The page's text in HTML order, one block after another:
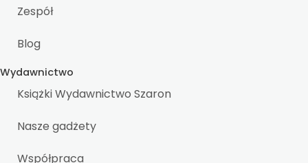
Zespół
Blog
Wydawnictwo
Książki Wydawnictwo Szaron
Nasze gadżety
Współpraca